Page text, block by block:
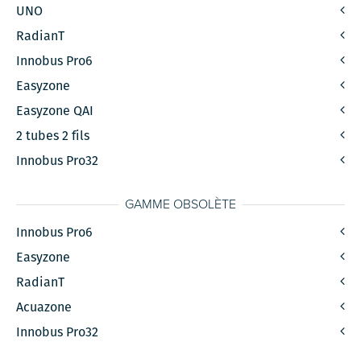
UNO
RadianT
Innobus Pro6
Easyzone
Easyzone QAI
2 tubes 2 fils
Innobus Pro32
GAMME OBSOLÈTE
Innobus Pro6
Easyzone
RadianT
Acuazone
Innobus Pro32